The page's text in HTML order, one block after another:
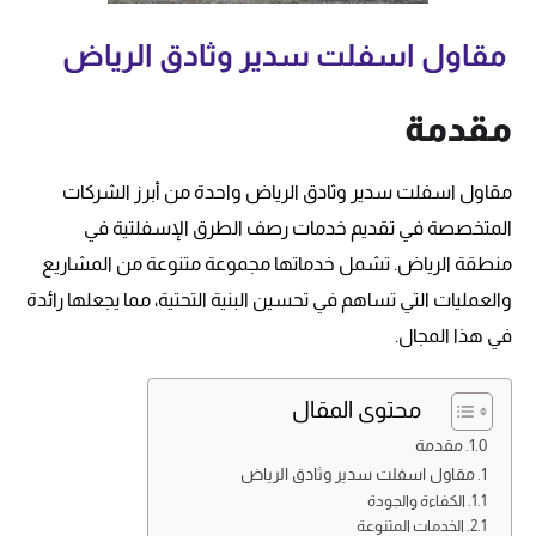
مقاول اسفلت سدير وثادق الرياض
مقدمة
مقاول اسفلت سدير وثادق الرياض واحدة من أبرز الشركات
المتخصصة في تقديم خدمات رصف الطرق الإسفلتية في
منطقة الرياض. تشمل خدماتها مجموعة متنوعة من المشاريع
والعمليات التي تساهم في تحسين البنية التحتية، مما يجعلها رائدة
في هذا المجال.
محتوى المقال
مقدمة
مقاول اسفلت سدير وثادق الرياض
الكفاءة والجودة
الخدمات المتنوعة